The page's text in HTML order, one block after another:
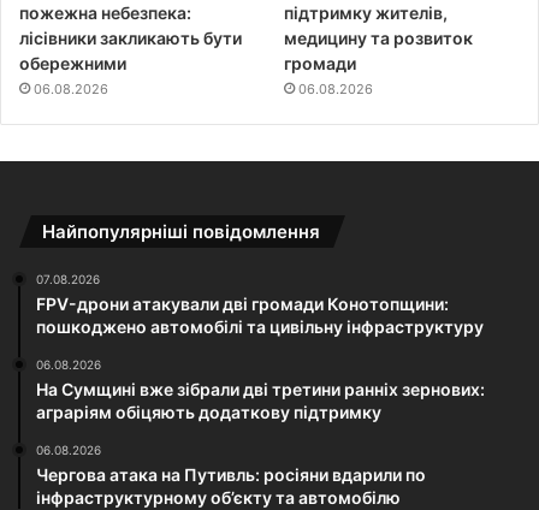
пожежна небезпека:
лісівники закликають бути
обережними
06.08.2026
підтримку жителів,
медицину та розвиток
громади
06.08.2026
Найпопулярніші повідомлення
07.08.2026
FPV-дрони атакували дві громади Конотопщини:
пошкоджено автомобілі та цивільну інфраструктуру
06.08.2026
На Сумщині вже зібрали дві третини ранніх зернових:
аграріям обіцяють додаткову підтримку
06.08.2026
Чергова атака на Путивль: росіяни вдарили по
інфраструктурному об’єкту та автомобілю